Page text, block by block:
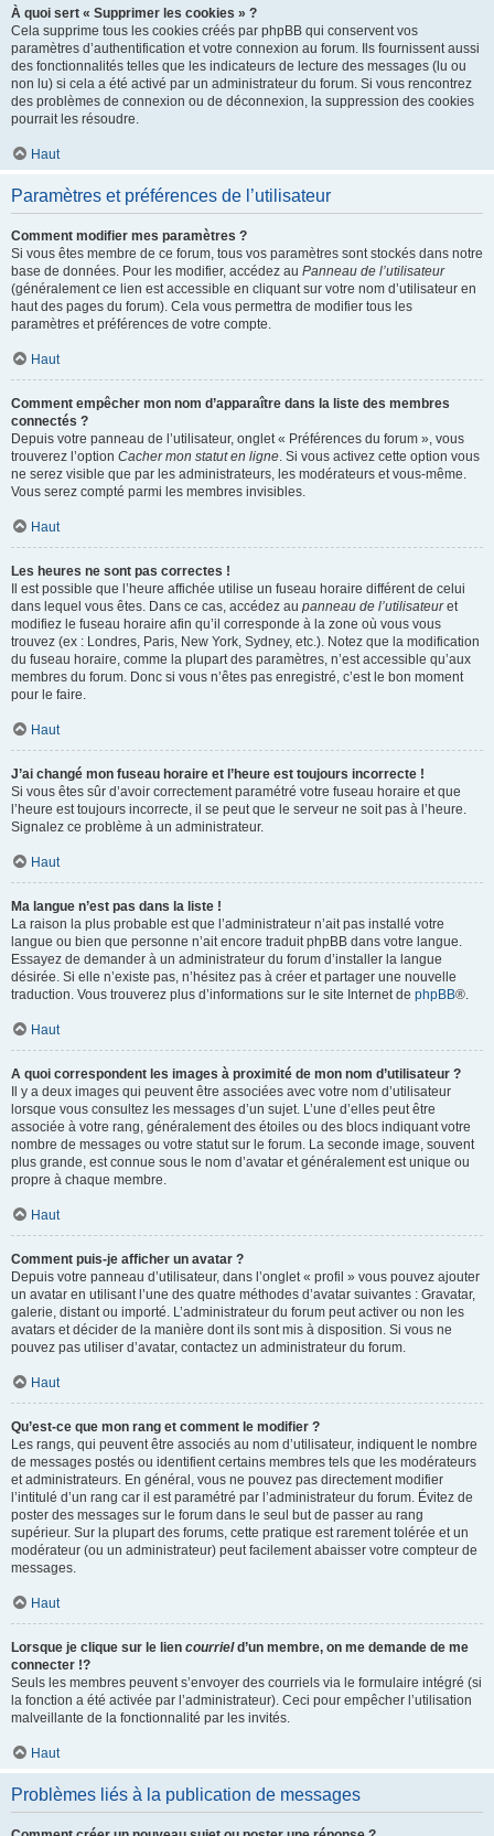
À quoi sert « Supprimer les cookies » ?
Cela supprime tous les cookies créés par phpBB qui conservent vos
paramètres d’authentification et votre connexion au forum. Ils fournissent aussi
des fonctionnalités telles que les indicateurs de lecture des messages (lu ou
non lu) si cela a été activé par un administrateur du forum. Si vous rencontrez
des problèmes de connexion ou de déconnexion, la suppression des cookies
pourrait les résoudre.
Haut
Paramètres et préférences de l’utilisateur
Comment modifier mes paramètres ?
Si vous êtes membre de ce forum, tous vos paramètres sont stockés dans notre
base de données. Pour les modifier, accédez au Panneau de l’utilisateur
(généralement ce lien est accessible en cliquant sur votre nom d’utilisateur en
haut des pages du forum). Cela vous permettra de modifier tous les
paramètres et préférences de votre compte.
Haut
Comment empêcher mon nom d’apparaître dans la liste des membres
connectés ?
Depuis votre panneau de l’utilisateur, onglet « Préférences du forum », vous
trouverez l’option Cacher mon statut en ligne. Si vous activez cette option vous
ne serez visible que par les administrateurs, les modérateurs et vous-même.
Vous serez compté parmi les membres invisibles.
Haut
Les heures ne sont pas correctes !
Il est possible que l’heure affichée utilise un fuseau horaire différent de celui
dans lequel vous êtes. Dans ce cas, accédez au panneau de l’utilisateuret
modifiez le fuseau horaire afin qu’il corresponde à la zone où vous vous
trouvez (ex : Londres, Paris, New York, Sydney, etc.). Notez que la modification
du fuseau horaire, comme la plupart des paramètres, n’est accessible qu’aux
membres du forum. Donc si vous n’êtes pas enregistré, c’est le bon moment
pour le faire.
Haut
J’ai changé mon fuseau horaire et l’heure est toujours incorrecte !
Si vous êtes sûr d’avoir correctement paramétré votre fuseau horaire et que
l’heure est toujours incorrecte, il se peut que le serveur ne soit pas à l’heure.
Signalez ce problème à un administrateur.
Haut
Ma langue n’est pas dans la liste !
La raison la plus probable est que l’administrateur n’ait pas installé votre
langue ou bien que personne n’ait encore traduit phpBB dans votre langue.
Essayez de demander à un administrateur du forum d’installer la langue
désirée. Si elle n’existe pas, n’hésitez pas à créer et partager une nouvelle
traduction. Vous trouverez plus d’informations sur le site Internet de phpBB®.
Haut
A quoi correspondent les images à proximité de mon nom d’utilisateur ?
Il y a deux images qui peuvent être associées avec votre nom d’utilisateur
lorsque vous consultez les messages d’un sujet. L’une d’elles peut être
associée à votre rang, généralement des étoiles ou des blocs indiquant votre
nombre de messages ou votre statut sur le forum. La seconde image, souvent
plus grande, est connue sous le nom d’avatar et généralement est unique ou
propre à chaque membre.
Haut
Comment puis-je afficher un avatar ?
Depuis votre panneau d’utilisateur, dans l’onglet « profil » vous pouvez ajouter
un avatar en utilisant l’une des quatre méthodes d’avatar suivantes : Gravatar,
galerie, distant ou importé. L’administrateur du forum peut activer ou non les
avatars et décider de la manière dont ils sont mis à disposition. Si vous ne
pouvez pas utiliser d’avatar, contactez un administrateur du forum.
Haut
Qu’est-ce que mon rang et comment le modifier ?
Les rangs, qui peuvent être associés au nom d’utilisateur, indiquent le nombre
de messages postés ou identifient certains membres tels que les modérateurs
et administrateurs. En général, vous ne pouvez pas directement modifier
l’intitulé d’un rang car il est paramétré par l’administrateur du forum. Évitez de
poster des messages sur le forum dans le seul but de passer au rang
supérieur. Sur la plupart des forums, cette pratique est rarement tolérée et un
modérateur (ou un administrateur) peut facilement abaisser votre compteur de
messages.
Haut
Lorsque je clique sur le lien courrield’un membre, on me demande de me
connecter !?
Seuls les membres peuvent s’envoyer des courriels via le formulaire intégré (si
la fonction a été activée par l’administrateur). Ceci pour empêcher l’utilisation
malveillante de la fonctionnalité par les invités.
Haut
Problèmes liés à la publication de messages